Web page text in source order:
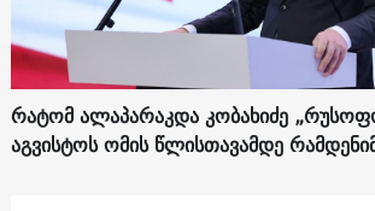
რატომ ალაპარაკდა კობახიძე
აგვისტოს ომის წლისთავამდე